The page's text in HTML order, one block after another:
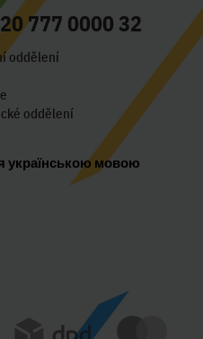
777 0000 32
oddělení
oddělení
українською мовою